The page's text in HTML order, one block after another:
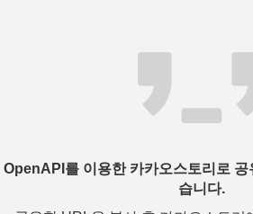
OpenAPI를 이용한 카카오스토리로 공
습니다.